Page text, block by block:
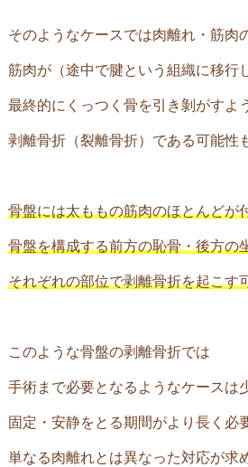
そのようなケースでは肉離れ・筋肉
筋肉が（途中で腱という組織に移行
最終的にくっつく骨を引き剝がすよ
剥離骨折（裂離骨折）である可能性
骨盤には太ももの筋肉のほとんどが
骨盤を構成する前方の恥骨・後方の
それぞれの部位で剥離骨折を起こす
このような骨盤の剥離骨折では
手術まで必要となるようなケースは
固定・安静をとる期間がより長く必
単なる肉離れとは異なった対応が求